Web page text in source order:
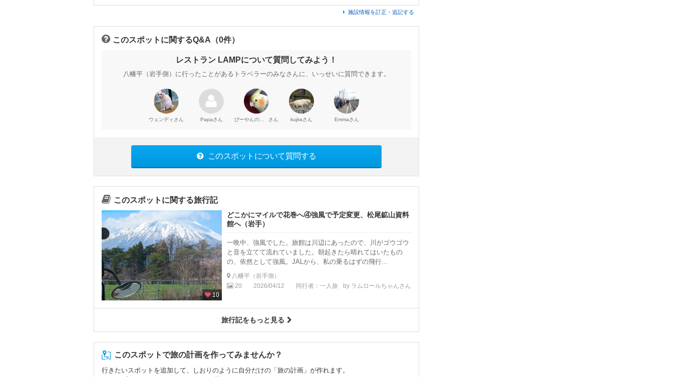
施設情報を訂正・追記する
このスポットに関するQ&A（0件）
レストラン LAMPについて質問してみよう！
八幡平（岩手側）に行ったことがあるトラベラーのみなさんに、いっせいに質問できます。
ウェンディ さん Papaさん さん kujiraさん Emmaさん
このスポットについて質問する
このスポットに関する旅行記
10
どこかにマイルで花巻へ④強風で予定変更、松尾鉱山資料
館へ（岩手）
一晩中、強風でした。旅館は川辺にあったので、川がゴウゴウ
と音を立てて流れていました。朝起きたら晴れてはいたもの
の、依然として強風。JALから、私の乗るはずの飛行...
八幡平（岩手側）
20
2026/04/12 同行者：一人旅 by ラムロールちゃんさん
旅行記をもっと見る
このスポットで旅の計画を作ってみませんか？
行きたいスポットを追加して、しおりのように自分だけの「旅の計画」が作れます。